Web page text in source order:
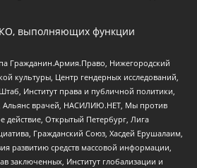
выполняющих функции
Гражданин.Армия.Право, Нижегородский
культуры, Центр гендерных исследований,
Институт права и публичной политики,
Альянс врачей, НАСИЛИЮ.НЕТ, Мы против
Открытый Петербург, Лига
Гражданский Союз, Хасдей Ерушалаим,
развитию средств массовой информации,
заключенных, Институт глобализации и